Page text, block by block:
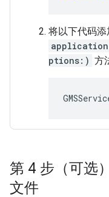
将以下代码添
ptions:) 方
第 4 步（可选
文件